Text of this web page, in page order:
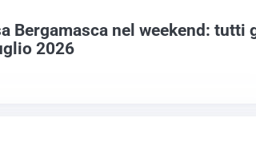
Bergamasca nel weekend: tutti
2026